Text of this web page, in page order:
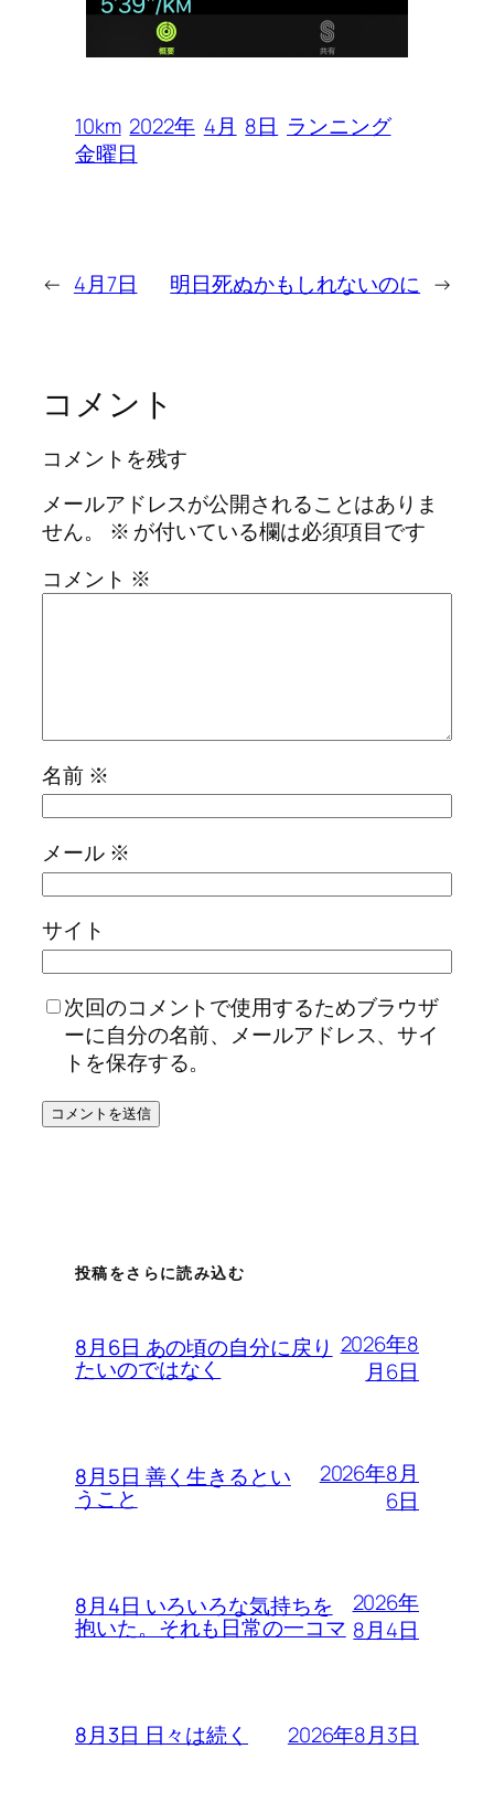
10km 2022年 4月 8日 ランニング
金曜日
← 4月7日 明日死ぬかもしれないのに →
コメント
コメントを残す
メールアドレスが公開されることはありま
せん。
※ が付いている欄は必須項目です
コメント ※
名前 ※
メール ※
サイト
次回のコメントで使用するためブラウザ
ーに自分の名前、メールアドレス、サイ
トを保存する。
投稿をさらに読み込む
8月6日 あの頃の自分に戻り
たいのではなく
2026年8
月6日
8月5日 善く生きるとい
うこと
2026年8月
6日
8月4日 いろいろな気持ちを
抱いた。それも日常の一コマ
2026年
8月4日
8月3日 日々は続く 2026年8月3日